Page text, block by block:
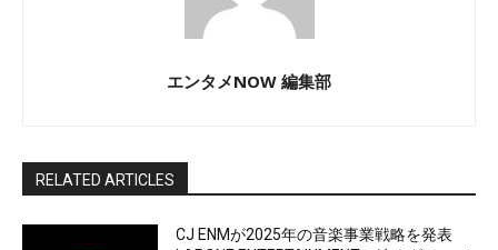
エンタメNOW 編集部
RELATED ARTICLES
CJ ENMが2025年の音楽事業戦略を発表